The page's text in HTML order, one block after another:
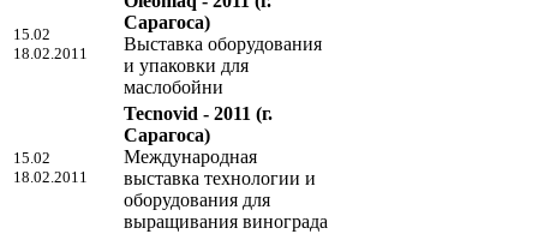
15.02
18.02.2011
Сарагоса)
Выставка оборудования
и упаковки для
маслобойни
15.02
18.02.2011
Tecnovid - 2011 (г.
Сарагоса)
Международная
выставка технологии и
оборудования для
выращивания винограда